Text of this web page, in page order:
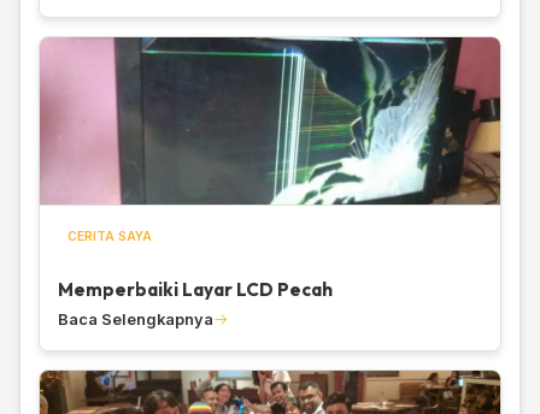
CERITA SAYA
Memperbaiki Layar LCD Pecah
Baca Selengkapnya